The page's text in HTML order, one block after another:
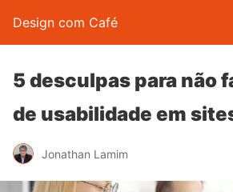
Design com Café
5 desculpas para não
de usabilidade em
Jonathan Lamim